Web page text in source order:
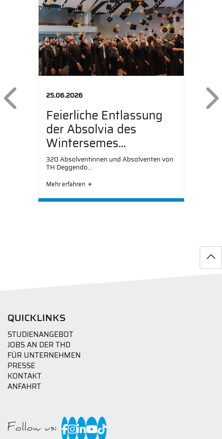
Previous
25.06.2026
Feierliche Entlassung
der Absolvia des
Wintersemes...
320 Absolventinnen und Absolventen von
TH Deggendo...
Mehr erfahren
QUICKLINKS
STUDIENANGEBOT
JOBS AN DER THD
FÜR UNTERNEHMEN
PRESSE
KONTAKT
ANFAHRT
Follow us: